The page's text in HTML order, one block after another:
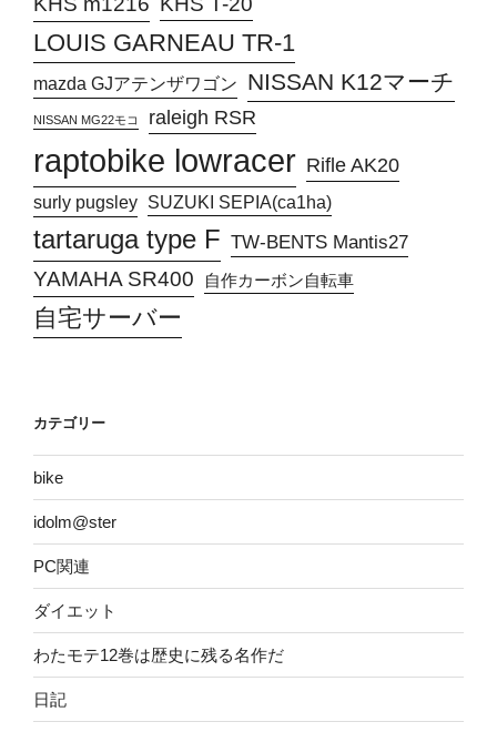
LOUIS GARNEAU TR-1
mazda GJアテンザワゴン NISSAN K12マーチ
NISSAN MG22モコ raleigh RSR
raptobike lowracer Rifle AK20
surly pugsley SUZUKI SEPIA(ca1ha)
tartaruga type F TW-BENTS Mantis27
YAMAHA SR400 自作カーボン自転車
自宅サーバー
カテゴリー
bike
idolm@ster
PC関連
ダイエット
わたモテ12巻は歴史に残る名作だ
日記